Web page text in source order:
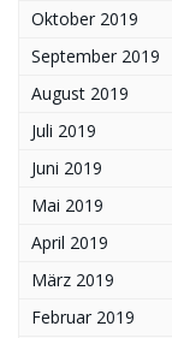
Oktober 2019
September 2019
August 2019
Juli 2019
Juni 2019
Mai 2019
April 2019
März 2019
Februar 2019